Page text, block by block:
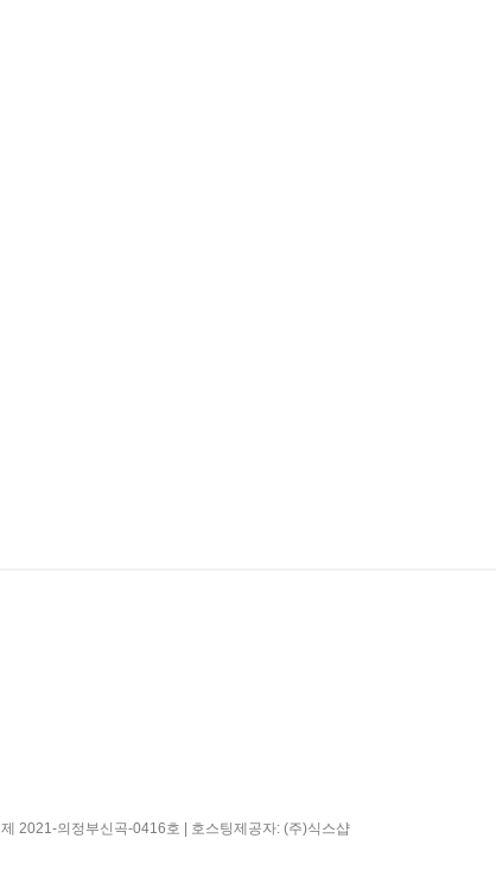
제 2021-의정부신곡-0416호 | 호스팅제공자: (주)식스샵